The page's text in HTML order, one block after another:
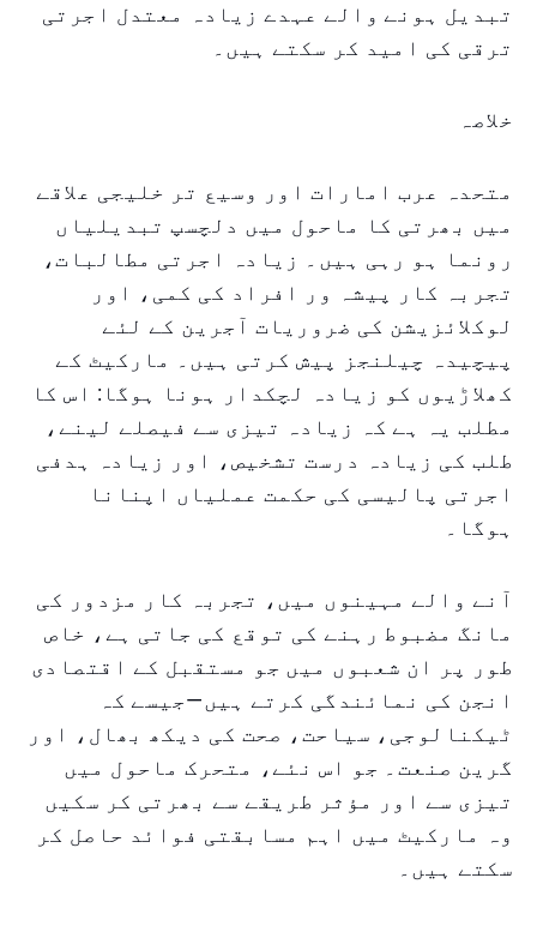
تبدیل ہونے والے عہدے زیادہ معتدل اجرتی
ترقی کی امید کر سکتے ہیں۔
خلاصہ
متحدہ عرب امارات اور وسیع تر خلیجی علاقے
میں بھرتی کا ماحول میں دلچسپ تبدیلیاں
رونما ہو رہی ہیں۔ زیادہ اجرتی مطالبات،
تجربہ کار پیشہ ور افراد کی کمی، اور
لوکلائزیشن کی ضروریات آجرین کے لئے
پیچیدہ چیلنجز پیش کرتی ہیں۔ مارکیٹ کے
کھلاڑیوں کو زیادہ لچکدار ہونا ہوگا: اس کا
مطلب یہ ہے کہ زیادہ تیزی سے فیصلے لینے،
طلب کی زیادہ درست تشخیص، اور زیادہ ہدفی
اجرتی پالیسی کی حکمت عملیاں اپنانا
ہوگا۔
آنے والے مہینوں میں، تجربہ کار مزدور کی
مانگ مضبوط رہنے کی توقع کی جاتی ہے، خاص
طور پر ان شعبوں میں جو مستقبل کے اقتصادی
انجن کی نمائندگی کرتے ہیں—جیسے کہ
ٹیکنالوجی، سیاحت، صحت کی دیکھ بھال، اور
گرین صنعت۔ جو اس نئے، متحرک ماحول میں
تیزی سے اور مؤثر طریقے سے بھرتی کر سکیں
وہ مارکیٹ میں اہم مسابقتی فوائد حاصل کر
سکتے ہیں۔